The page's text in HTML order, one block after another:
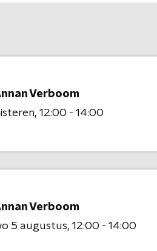
Verboom
12:00 - 14:00
Verboom
5 augustus 12:00 - 14:00